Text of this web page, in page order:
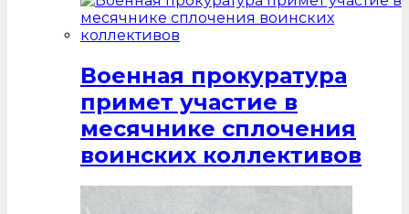
Военная прокуратура
примет участие в
месячнике сплочения
воинских коллективов